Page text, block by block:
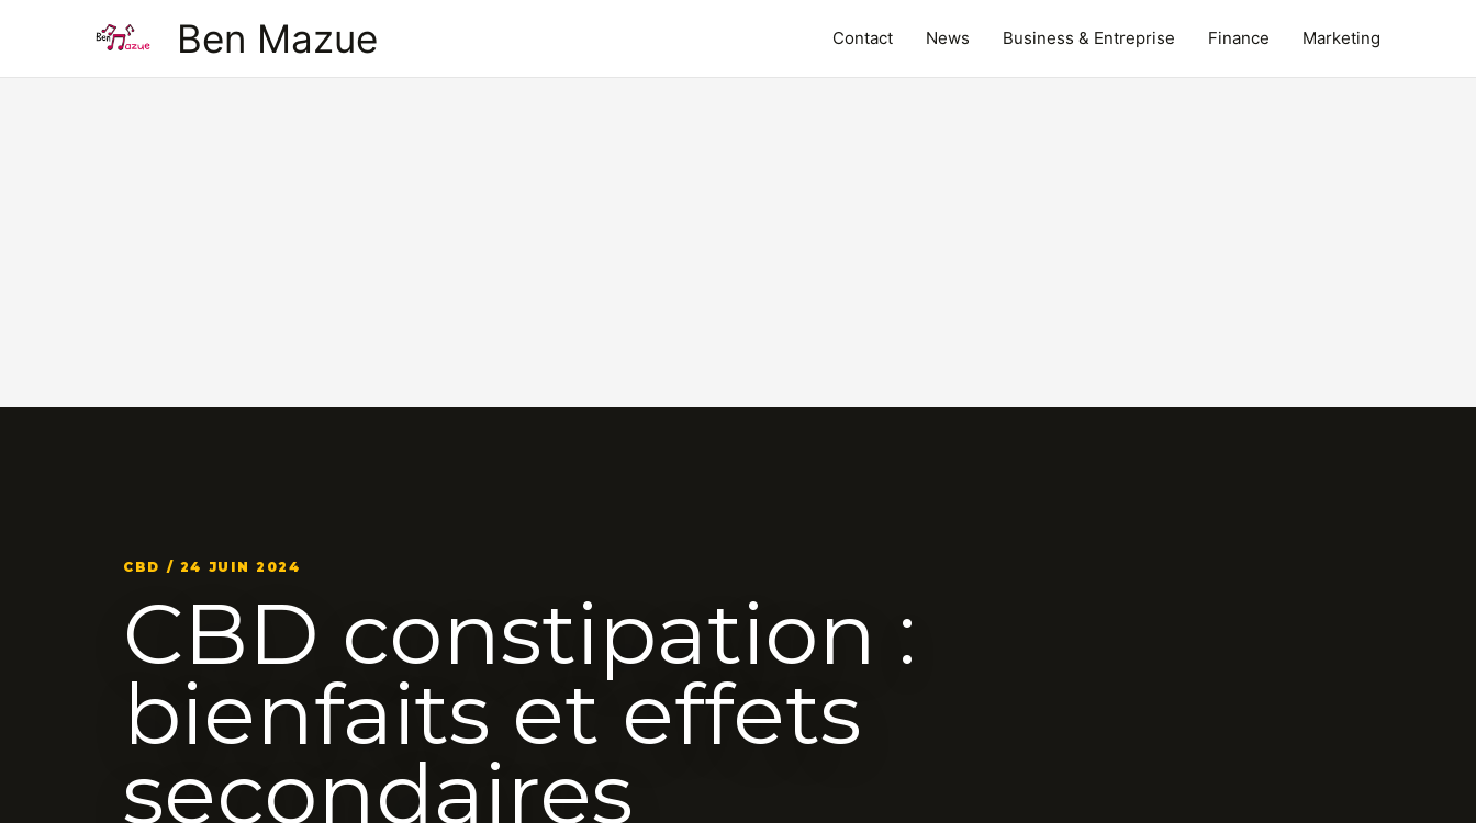
Ben Mazue Contact News Business & Entreprise Finance Marketing
CBD / 24 JUIN 2024
CBD constipation :
bienfaits et effets
secondaires